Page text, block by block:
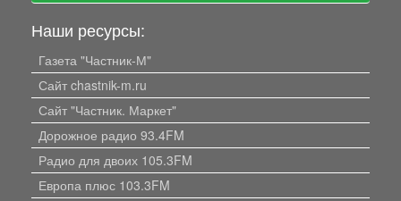
Наши ресурсы:
Газета "Частник-М"
Сайт chastnik-m.ru
Сайт "Частник. Маркет"
Дорожное радио 93.4FM
Радио для двоих 105.3FM
Европа плюс 103.3FM